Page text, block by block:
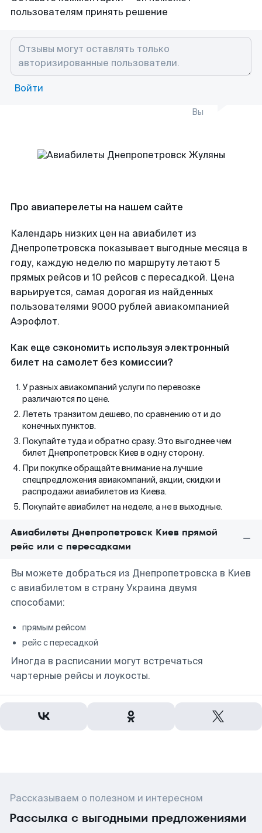
пользователям принять решение
Войти
Вы
Про авиаперелеты на нашем сайте
Календарь низких цен на авиабилет из
Днепропетровска показывает выгодные месяца в
году, каждую неделю по маршруту летают 5
прямых рейсов и 10 рейсов с пересадкой. Цена
варьируется, самая дорогая из найденных
пользователями 9000 рублей авиакомпанией
Аэрофлот.
Как еще сэкономить используя электронный
билет на самолет без комиссии?
У разных авиакомпаний услуги по перевозке
различаются по цене.
Лететь транзитом дешево, по сравнению от и до
конечных пунктов.
Покупайте туда и обратно сразу. Это выгоднее чем
билет Днепропетровск Киев в одну сторону.
При покупке обращайте внимание на лучшие
спецпредложения авиакомпаний, акции, скидки и
распродажи авиабилетов из Киева.
Покупайте авиабилет на неделе, а не в выходные.
Авиабилеты Днепропетровск Киев прямой
рейс или с пересадками
Вы можете добраться из Днепропетровска в Киев
с авиабилетом в страну Украина двумя
способами:
прямым рейсом
рейс с пересадкой
Иногда в расписании могут встречаться
чартерные рейсы и лоукосты.
Рассказываем о полезном и интересном
Рассылка с выгодными предложениями